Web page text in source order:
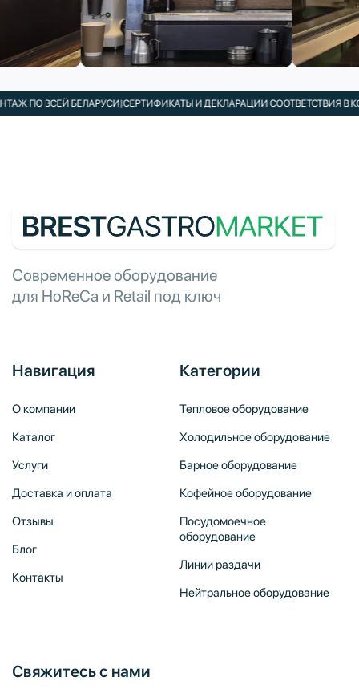
ВСЕЙ БЕЛАРУСИ|СЕРТИФИКАТЫ И ДЕКЛАРАЦИИ СООТВЕТСТВИЯ В
Современное оборудование
для HoReCa и Retail под ключ
Навигация
О компании
Каталог
Услуги
Доставка и оплата
Отзывы
Блог
Контакты
Категории
Тепловое оборудование
Холодильное оборудование
Барное оборудование
Кофейное оборудование
Посудомоечное
оборудование
Линии раздачи
Нейтральное оборудование
Свяжитесь с нами